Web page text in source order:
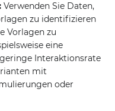
Verwenden Sie Daten,
zu identifizieren
Vorlagen zu
eine
Interaktionsrate
mit
oder